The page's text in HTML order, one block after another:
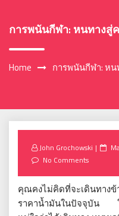
การพนันกีฬา: หนทางสู่
Home การพนันกีฬา: ห
John Grochowski
No Comments
คุณคงไม่คิดที่จะเดินทาง
ราคาน้ำมันในปัจจุบัน